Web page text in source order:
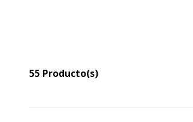
55 Producto(s)